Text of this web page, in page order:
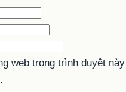
web trong trình duyệt này